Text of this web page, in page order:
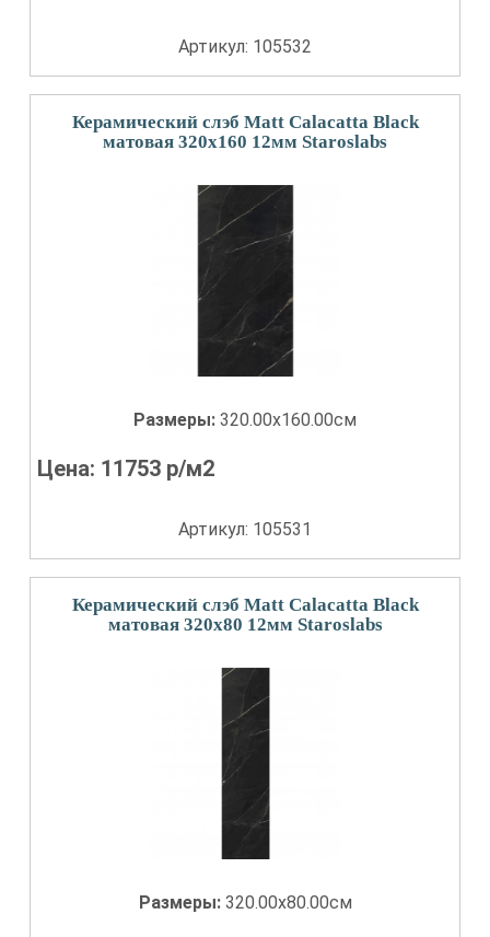
Артикул: 105532
Керамический слэб Matt Calacatta Black
матовая 320x160 12мм Staroslabs
Размеры: 320.00x160.00см
Цена: 11753 р/м2
Артикул: 105531
Керамический слэб Matt Calacatta Black
матовая 320x80 12мм Staroslabs
Размеры: 320.00x80.00см